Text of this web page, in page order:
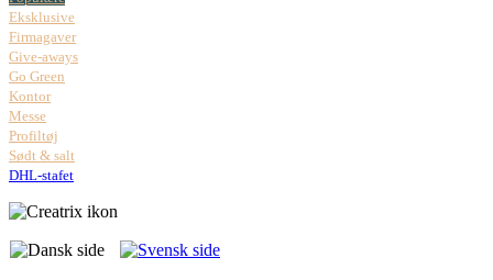
Eksklusive
Firmagaver
Give-aways
Go Green
Kontor
Messe
Profiltøj
Sødt & salt
DHL-stafet